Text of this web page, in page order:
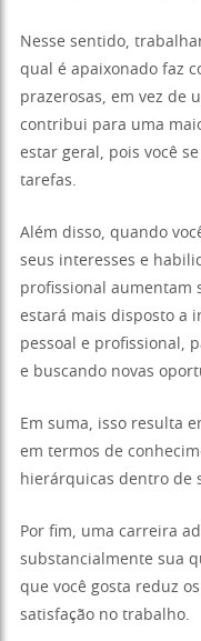
Nesse sentido,
qual é apaixonado faz
prazerosas, em vez de
contribui para uma
estar geral, pois você
tarefas.
Além disso, quando
seus interesses e
profissional aumentam
estará mais disposto a
pessoal e profissional,
e buscando novas
Em suma, isso resulta
em termos de
hierárquicas dentro de
Por fim, uma carreira
substancialmente sua
que você gosta reduz
satisfação no trabalho.